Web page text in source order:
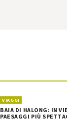
VIAGGI
BAIA DI HALONG: IN
PAESAGGI PIÙ